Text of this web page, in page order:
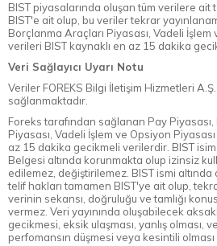
BIST piyasalarında oluşan tüm verilere ait
BIST'e ait olup, bu veriler tekrar
Borçlanma Araçları Piyasası, Vadeli İşlem
verileri BIST kaynaklı en az 15 dakika
Veri Sağlayıcı Uyarı Notu
Veriler FOREKS Bilgi İletişim Hizmetleri
sağlanmaktadır.
Foreks tarafından sağlanan Pay
Piyasası, Vadeli İşlem ve Opsiyon
az 15 dakika gecikmeli verilerdir. BIST
Belgesi altında korunmakta olup izinsiz
edilemez, değiştirilemez. BIST ismi
telif hakları tamamen BIST'ye ait olup,
verinin sekansı, doğruluğu ve tamlığı
vermez. Veri yayınında oluşabilecek
gecikmesi, eksik ulaşması, yanlış olması,
perfomansın düşmesi veya kesintili olması